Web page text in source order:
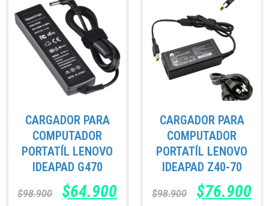
CARGADOR PARA
COMPUTADOR
PORTATÍL LENOVO
IDEAPAD G470
$98.900 $64.900
CARGADOR PARA
COMPUTADOR
PORTATÍL LENOVO
IDEAPAD Z40-70
$98.900 $76.900